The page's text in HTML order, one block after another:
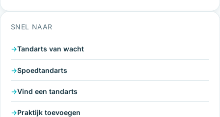
SNEL NAAR
Tandarts van wacht
Spoedtandarts
Vind een tandarts
Praktijk toevoegen